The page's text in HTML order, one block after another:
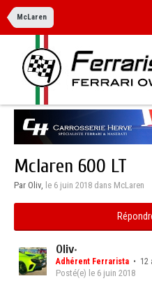
McLaren
Mclaren 600 LT
Par Oliv, le 6 juin 2018 dans McLaren
Oliv•
Adhérent Ferrarista • 12
Posté(e) le 6 juin 2018